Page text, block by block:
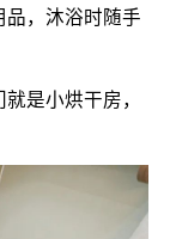
，沐浴时随手
是小烘干房，